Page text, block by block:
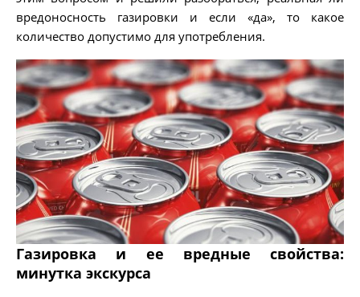
вредоносность газировки и если «да», то какое
количество допустимо для употребления.
Газировка и ее вредные свойства:
минутка экскурса